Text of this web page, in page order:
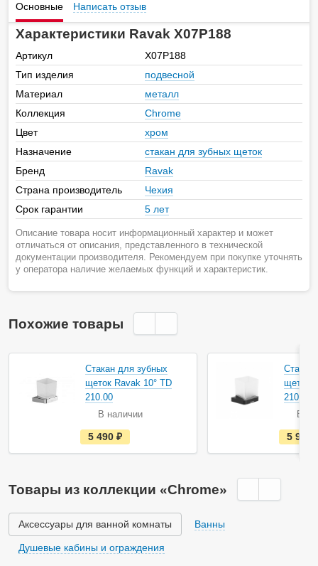
Основные Написать отзыв
Характеристики Ravak X07P188
Артикул
X07P188
Тип изделия
подвесной
Материал
металл
Коллекция
Chrome
Цвет
хром
Назначение
стакан для зубных щеток
Бренд
Ravak
Страна производитель
Чехия
Срок гарантии
5 лет
Описание товара носит информационный характер и может
отличаться от описания, представленного в технической
документации производителя. Рекомендуем при покупке уточнять
у оператора наличие желаемых функций и характеристик.
Похожие товары
Стакан для зубных
щеток Ravak 10° TD
210.00
В наличии
е
с
т
а
и
ч
и
и
5 490
Стакан
щеток
210.20
В
5 990
Товары из коллекции «Chrome»
Аксессуары для ванной комнаты Ванны
Душевые кабины и ограждения